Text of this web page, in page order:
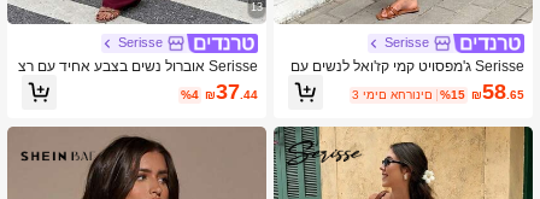
Serisse
Serisse ג'מפסויט קמי קז'ואל לנשים עם
פסים, קשירה מקדימה וגדילים
₪58.65
%15 3 ימים אחרונים
13
Serisse
Serisse אוברול נשים בצבע אחיד עם רצ
ועות גמיקה לחופשה ולבגדי יומיום
₪37 .44
%4